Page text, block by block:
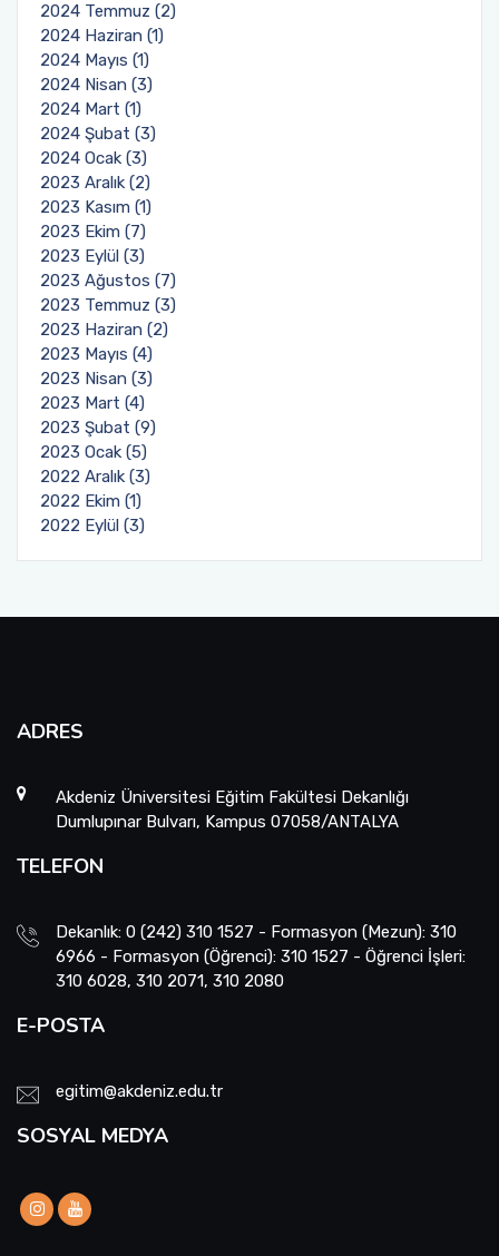
2024 Temmuz (2)
2024 Haziran (1)
2024 Mayıs (1)
2024 Nisan (3)
2024 Mart (1)
2024 Şubat (3)
2024 Ocak (3)
2023 Aralık (2)
2023 Kasım (1)
2023 Ekim (7)
2023 Eylül (3)
2023 Ağustos (7)
2023 Temmuz (3)
2023 Haziran (2)
2023 Mayıs (4)
2023 Nisan (3)
2023 Mart (4)
2023 Şubat (9)
2023 Ocak (5)
2022 Aralık (3)
2022 Ekim (1)
2022 Eylül (3)
ADRES
Akdeniz Üniversitesi Eğitim Fakültesi Dekanlığı
Dumlupınar Bulvarı, Kampus 07058/ANTALYA
TELEFON
Dekanlık: 0 (242) 310 1527 - Formasyon (Mezun): 310
6966 - Formasyon (Öğrenci): 310 1527 - Öğrenci İşleri:
310 6028, 310 2071, 310 2080
E-POSTA
egitim@akdeniz.edu.tr
SOSYAL MEDYA